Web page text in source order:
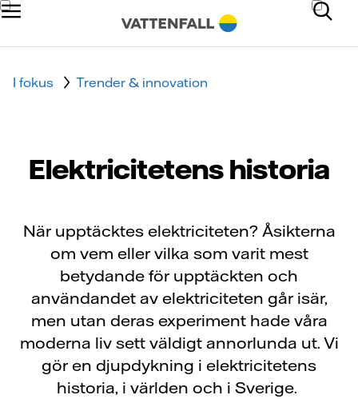
I fokus Trender & innovation
Elektricitetens historia
När upptäcktes elektriciteten? Åsikterna
om vem eller vilka som varit mest
betydande för upptäckten och
användandet av elektriciteten går isär,
men utan deras experiment hade våra
moderna liv sett väldigt annorlunda ut. Vi
gör en djupdykning i elektricitetens
historia, i världen och i Sverige.